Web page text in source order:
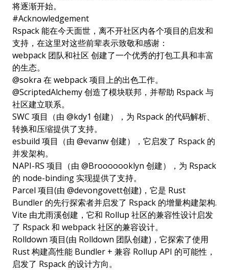
将逐渐开始。
#Acknowledgement
Rspack 能在今天面世，离不开社区内各个项目的启发和
支持，在这里对这些前辈表示致敬和感谢：
webpack 团队和社区 创建了一个优秀的打包工具和丰富
的生态。
@sokra 在 webpack项目上的出色工作。
@ScriptedAlchemy创造了模块联邦，并帮助 Rspack 与
社区建立联系。
SWC 项目（由 @kdy1 创建），为 Rspack 的代码解析、
转换和压缩提供了支持。
esbuild 项目（由 @evanw创建），它启发了 Rspack 的
并发架构。
NAPI-RS 项目（由 @Brooooooklyn 创建），为 Rspack
的 node-binding 实现提供了支持。
Parcel 项目(由 @devongovett创建)，它是 Rust
Bundler 的先行探索者并启发了 Rspack 的增量构建架构.
Vite 由尤雨溪创建，它和 Rollup 社区的兼容性设计启发
了 Rspack 和 webpack 社区的兼容设计。
Rolldown 项目(由 Rolldown 团队创建)，它探索了使用
Rust 构建高性能 Bundler + 兼容 Rollup API 的可能性，
启发了 Rspack 的设计方向。